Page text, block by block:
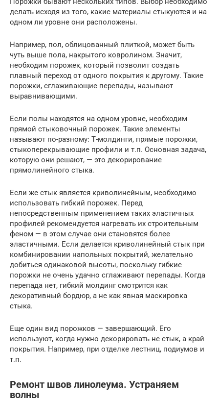
делать исходя из того, какие материалы стыкуются и на
одном ли уровне они расположены.
Например, пол, облицованный плиткой, может быть
чуть выше пола, накрытого ковролином. Значит,
необходим порожек, который позволит создать
плавный переход от одного покрытия к другому. Такие
порожки, сглаживающие перепады, называют
выравнивающими.
Если полы находятся на одном уровне, необходим
прямой стыковочный порожек. Такие элементы
называют по-разному: Т-молдинги, прямые порожки,
стыкоперекрывающие профили и т.п. Основная задача,
которую они решают, — это декорирование
прямолинейного стыка.
Если же стык является криволинейным, необходимо
использовать гибкий порожек. Перед
непосредственным применением таких эластичных
профилей рекомендуется нагревать их строительным
феном — в этом случае они становятся более
эластичными. Если делается криволинейный стык при
комбинировании напольных покрытий, желательно
добиться одинаковой высоты, поскольку гибкие
порожки не очень удачно сглаживают перепады. Когда
перепада нет, гибкий молдинг смотрится как
декоративный бордюр, а не как явная маскировка
стыка.
Еще один вид порожков — завершающий. Его
используют, когда нужно декорировать не стык, а край
покрытия. Например, при отделке лестниц, подиумов и
т.п.
Ремонт швов линолеума. Устраняем
волны